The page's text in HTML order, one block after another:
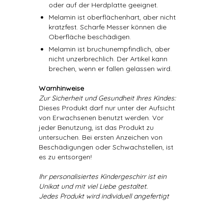
oder auf der Herdplatte geeignet.
Melamin ist oberflächenhart, aber nicht
kratzfest. Scharfe Messer können die
Oberfläche beschädigen.
Melamin ist bruchunempfindlich, aber
nicht unzerbrechlich. Der Artikel kann
brechen, wenn er fallen gelassen wird.
Warnhinweise
Zur Sicherheit und Gesundheit Ihres Kindes:
Dieses Produkt darf nur unter der Aufsicht
von Erwachsenen benutzt werden. Vor
jeder Benutzung, ist das Produkt zu
untersuchen. Bei ersten Anzeichen von
Beschädigungen oder Schwachstellen, ist
es zu entsorgen!
Ihr personalisiertes Kindergeschirr ist ein
Unikat und mit viel Liebe gestaltet.
Jedes Produkt wird individuell angefertigt